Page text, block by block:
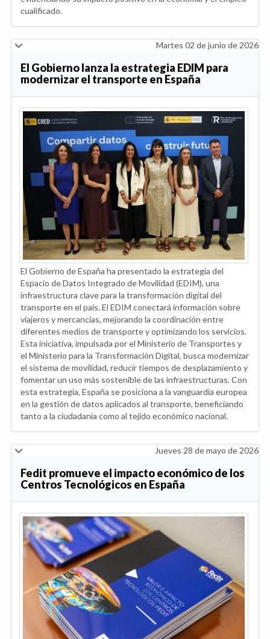
cualificado.
Martes 02 de junio de 2026
El Gobierno lanza la estrategia EDIM para
modernizar el transporte en España
El Gobierno de España ha presentado la estrategia del
Espacio de Datos Integrado de Movilidad (EDIM), una
infraestructura clave para la transformación digital del
transporte en el país. El EDIM conectará información sobre
viajeros y mercancías, mejorando la coordinación entre
diferentes medios de transporte y optimizando los servicios.
Esta iniciativa, impulsada por el Ministerio de Transportes y
el Ministerio para la Transformación Digital, busca modernizar
el sistema de movilidad, reducir tiempos de desplazamiento y
fomentar un uso más sostenible de las infraestructuras. Con
esta estrategia, España se posiciona a la vanguardia europea
en la gestión de datos aplicados al transporte, beneficiando
tanto a la ciudadanía como al tejido económico nacional.
Jueves 28 de mayo de 2026
Fedit promueve el impacto económico de los
Centros Tecnológicos en España